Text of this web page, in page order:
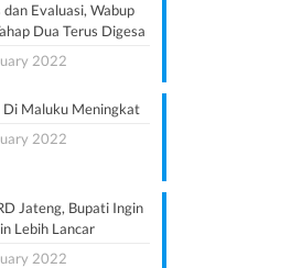
Evaluasi, Wabup
Dua Terus Digesa
2022
Maluku Meningkat
2022
Jateng, Bupati Ingin
Lebih Lancar
2022